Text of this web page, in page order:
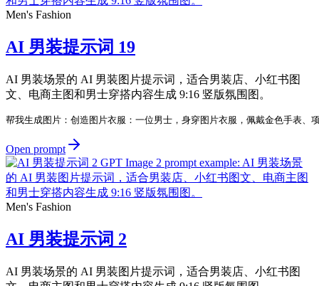
Men's Fashion
AI 男装提示词 19
AI 男装场景的 AI 男装图片提示词，适合男装店、小红书图
文、电商主图和男士穿搭内容生成 9:16 竖版氛围图。
帮我生成图片：创造图片衣服：一位男士，身穿图片衣服，佩戴金色手表
Open prompt
Men's Fashion
AI 男装提示词 2
AI 男装场景的 AI 男装图片提示词，适合男装店、小红书图